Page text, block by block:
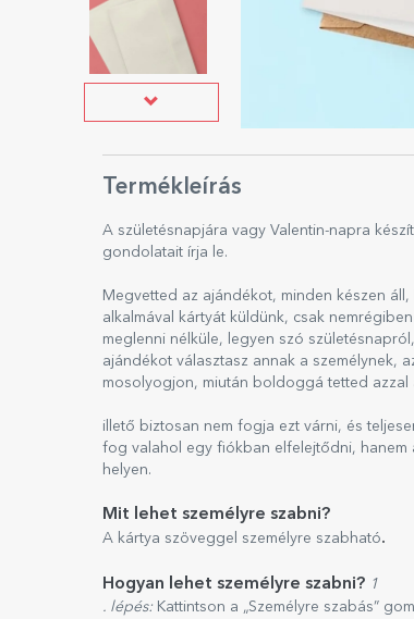
Termékleírás
A születésnapjára vagy Valentin-napra
gondolatait írja le.
Megvetted az ajándékot, minden készen
alkalmával kártyát küldünk, csak
meglenni nélküle, legyen szó
ajándékot választasz annak a személynek,
mosolyogjon, miután boldoggá tetted azzal
illető biztosan nem fogja ezt várni, és
fog valahol egy fiókban elfelejtődni, hanem
helyen.
Mit lehet személyre szabni?
A kártya szöveggel személyre szabható.
Hogyan lehet személyre szabni? 1
. lépés: Kattintson a „Személyre szabás”